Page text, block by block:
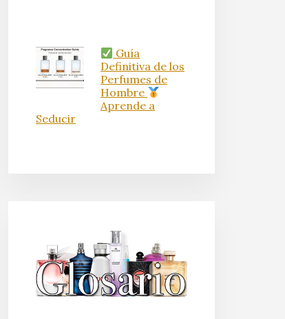
Guía
Definitiva de los
Perfumes de
Hombre
Aprende a
Seducir